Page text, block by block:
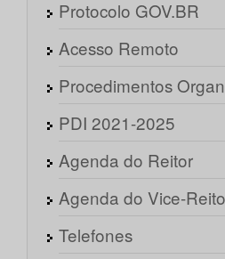
Protocolo GOV.BR
Acesso Remoto
Procedimentos
PDI 2021-2025
Agenda do Reitor
Agenda do Vice-
Telefones